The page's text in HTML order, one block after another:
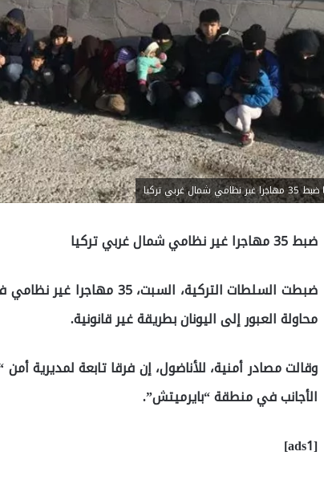
ضبط 35 مهاجرا غير نظامي شمال غربي تركيا
ضبط 35 مهاجرا غير نظامي شمال غربي تركيا
ضبطت السلطات التركية،
محاولة العبور إلى اليونان بطريقة غير قانونية.
وقالت مصادر أمنية، للأناضول، إن فرقا تابعة لمديرية
الأجانب في منطقة “بايرميتش”.
[ads1]